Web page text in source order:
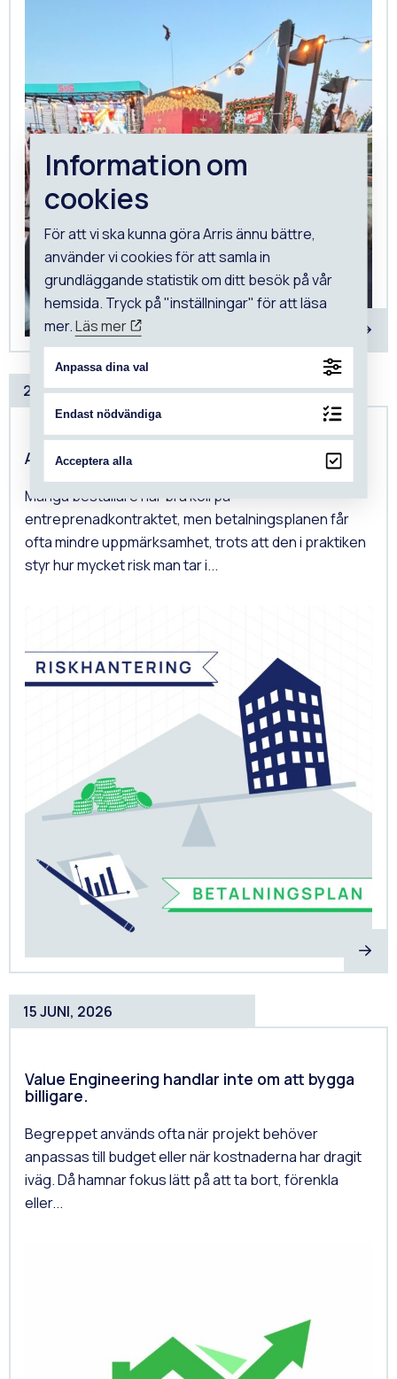
22 JUNI, 2026
Agerar ni bank åt entreprenören?
Många beställare har bra koll på
entreprenadkontraktet, men betalningsplanen får
ofta mindre uppmärksamhet, trots att den i praktiken
styr hur mycket risk man tar i...
15 JUNI, 2026
Value Engineering handlar inte om att bygga
billigare.
Begreppet används ofta när projekt behöver
anpassas till budget eller när kostnaderna har dragit
iväg. Då hamnar fokus lätt på att ta bort, förenkla
eller...
Information om
cookies
För att vi ska kunna göra Arris ännu bättre,
använder vi cookies för att samla in
grundläggande statistik om ditt besök på vår
hemsida. Tryck på "inställningar" för att läsa
mer.Läs mer
Anpassa dina val
Endast nödvändiga
Acceptera alla